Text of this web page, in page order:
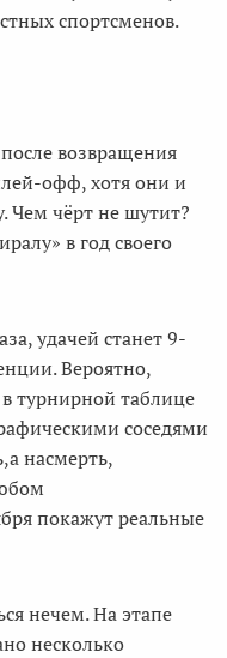
спортсменов.
возвращения
офф, хотя они и
Чем чёрт не шутит?
в год своего
удачей станет 9-
Вероятно,
турнирной таблице
соседями
насмерть,
покажут реальные
нечем. На этапе
несколько